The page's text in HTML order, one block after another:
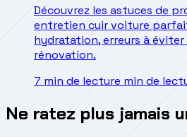
Découvrez les astuces de
entretien cuir voiture
hydratation, erreurs à
rénovation.
7 min de lecture min de
Ne ratez plus jamais